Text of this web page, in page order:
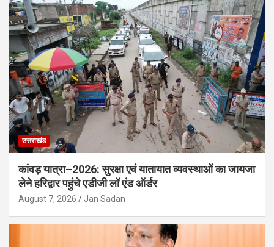
उत्तराखंड
कांवड़ यात्रा–2026: सुरक्षा एवं यातायात व्यवस्थाओं का जायजा
लेने हरिद्वार पहुंचे एडीजी लॉ एंड ऑर्डर
August 7, 2026 Jan Sadan